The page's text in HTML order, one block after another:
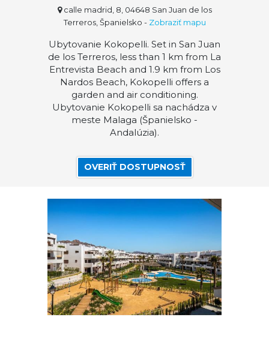
calle madrid, 8, 04648 San Juan de los
Terreros, Španielsko - Zobraziť mapu
Ubytovanie Kokopelli. Set in San Juan
de los Terreros, less than 1 km from La
Entrevista Beach and 1.9 km from Los
Nardos Beach, Kokopelli offers a
garden and air conditioning.
Ubytovanie Kokopelli sa nachádza v
meste Malaga (Španielsko -
Andalúzia).
OVERIŤ DOSTUPNOSŤ